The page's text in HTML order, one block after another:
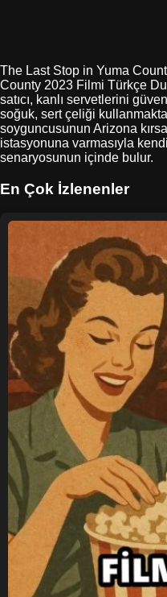
The Last Stop in Yuma
County 2023 Filmi Türkçe
satıcı, kanlı servetlerini
soğuk, sert çeliği
soyguncusunun Arizona
istasyonuna varmasıyla
senaryosunun içinde bulur.
En Çok İzlenenler